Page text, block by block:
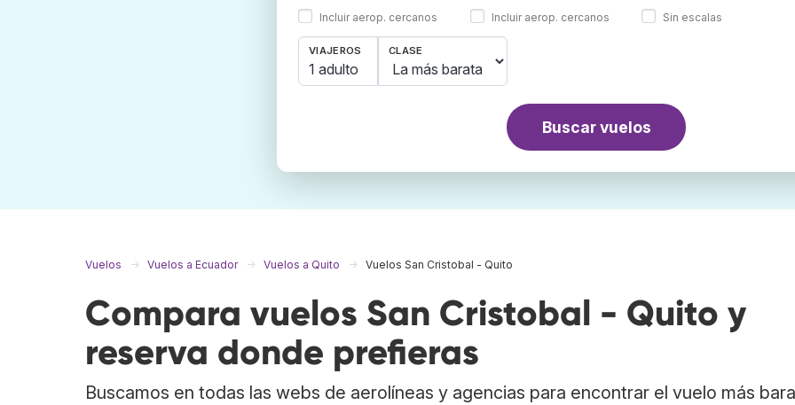
Incluir aerop. cercanos Incluir aerop. cercanos Sin escalas
VIAJEROS
1 adulto
CLASE
Buscar vuelos
Vuelos Vuelos a Ecuador Vuelos a Quito Vuelos San Cristobal - Quito
Compara vuelos San Cristobal - Quito y
reserva donde prefieras
Buscamos en todas las webs de aerolíneas y agencias para encontrar el vuelo más